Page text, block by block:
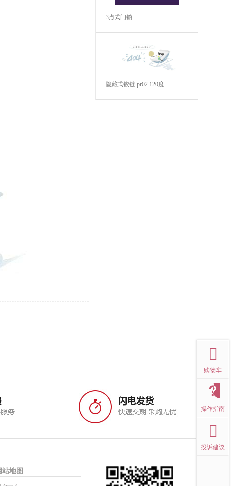
3点式闩锁
隐藏式铰链 pr02 120度
站地图
购物车
操作指南
投诉建议